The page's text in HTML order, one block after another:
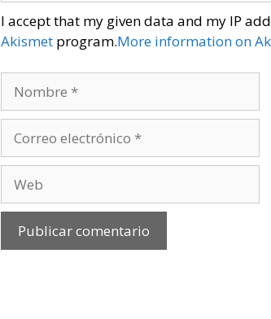
I accept that my given data and my IP
Akismet program.More information on
electrónico